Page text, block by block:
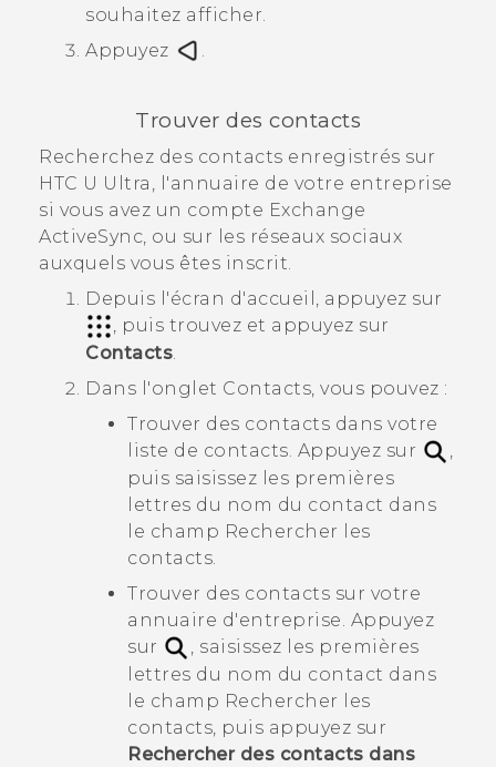
souhaitez afficher.
Appuyez
Trouver des contacts
Recherchez des contacts enregistrés sur
HTC U Ultra
, l'annuaire de votre entreprise
si vous avez un compte Exchange
ActiveSync , ou sur les réseaux sociaux
auxquels vous êtes inscrit.
Depuis l'écran d'accueil
, appuyez sur
, puis trouvez et appuyez sur
Contacts.
Dans l'onglet Contacts, vous pouvez :
Trouver des contacts dans votre
liste de contacts. Appuyez sur
,
puis saisissez les premières
lettres du nom du contact dans
le champ Rechercher les
contacts.
Trouver des contacts sur votre
annuaire d'entreprise. Appuyez
sur
, saisissez les premières
lettres du nom du contact dans
le champ Rechercher les
contacts, puis appuyez sur
Rechercher des contacts dans